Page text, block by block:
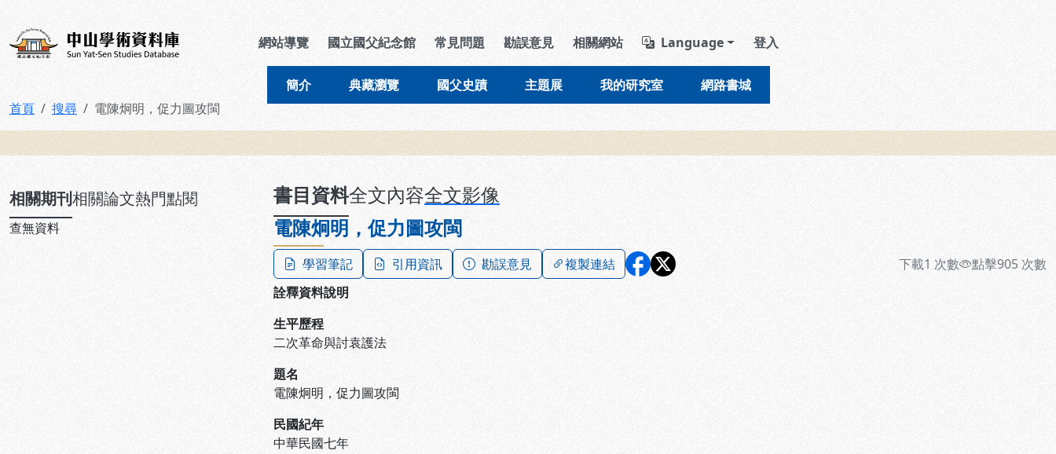
中山學術資料庫 導覽列區塊
網站導覽 國立國父紀念館 常見問題 勘誤意見 相關網站 Language 登入
簡介 典藏瀏覽 國父史蹟 主題展 我的研究室 網路書城
首頁 搜尋 電陳炯明，促力圖攻閩
相關期刊相關論文熱門點閱
查無資料
書目資料全文內容全文影像
電陳炯明，促力圖攻閩
學習筆記 引用資訊 勘誤意見 複製連結 下載1 次數 點擊905 次數
詮釋資料說明
生平歷程
二次革命與討袁護法
題名
電陳炯明，促力圖攻閩
民國紀年
中華民國七年